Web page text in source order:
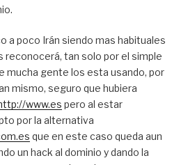
a poco Irán siendo mas habituales
reconocerá, tan solo por el simple
mucha gente los esta usando, por
mismo, seguro que hubiera
www.es pero al estar
por la alternativa
que en este caso queda aun
un hack al dominio y dando la